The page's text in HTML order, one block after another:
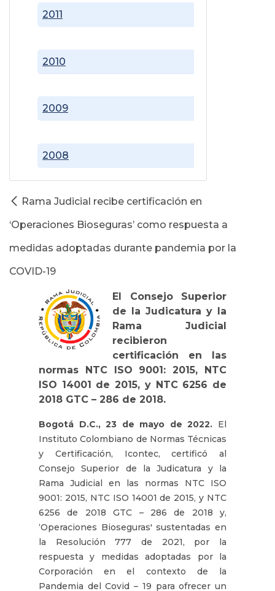
2008
2009
2010
2011
Rama Judicial recibe certificación en
‘Operaciones Bioseguras’ como respuesta a
medidas adoptadas durante pandemia por la
COVID-19
El Consejo Superior
de la Judicatura y la
Rama Judicial
recibieron
certificación en las
normas NTC ISO 9001: 2015, NTC
ISO 14001 de 2015, y NTC 6256 de
2018 GTC – 286 de 2018.
Bogotá D.C., 23 de mayo de 2022. El
Instituto Colombiano de Normas Técnicas
y Certificación, Icontec, certificó al
Consejo Superior de la Judicatura y la
Rama Judicial en las normas NTC ISO
9001: 2015, NTC ISO 14001 de 2015, y NTC
6256 de 2018 GTC – 286 de 2018 y,
‘Operaciones Bioseguras' sustentadas en
la Resolución 777 de 2021, por la
respuesta y medidas adoptadas por la
Corporación en el contexto de la
Pandemia del Covid – 19 para ofrecer un